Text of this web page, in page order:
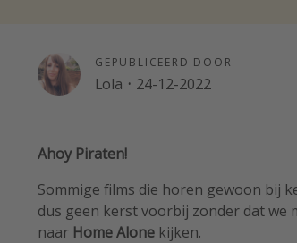
GEPUBLICEERD DOOR
Lola · 24-12-2022
Ahoy Piraten!
Sommige films die horen gewoon bij
dus geen kerst voorbij zonder dat we
naar Home Alone kijken.